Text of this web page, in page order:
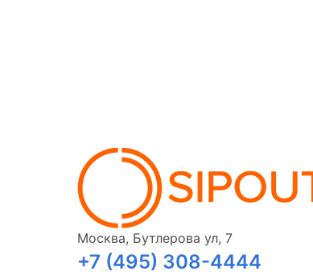
Москва, Бутлерова ул, 7
+7 (495) 308-4444